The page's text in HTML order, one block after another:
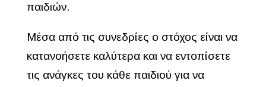
παιδιών.
Μέσα από τις συνεδρίες ο στόχος είναι να
κατανοήσετε καλύτερα και να εντοπίσετε
τις ανάγκες του κάθε παιδιού για να